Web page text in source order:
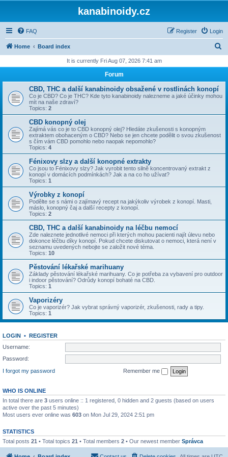
kanabinoidy.cz
FAQ Login
Register
Home Board index
r
It is currently Fri Aug 07, 2026 7:41 am
Forum
CBD, THC a další kanabinoidy obsažené v rostlinách konopí
Co je CBD? Co je THC? Kde tyto kanabinoidy nalezneme a jaké účinky mohou
mít na naše zdraví?
Topics: 2
CBD konopný olej
Zajímá vás co je to CBD konopný olej? Hledáte zkušenosti s konopným
extraktem obohaceným o CBD? Nebo se jen chcete podělit o svou zkušenost
s čím vám CBD pomohlo nebo naopak nepomohlo?
Topics: 4
Fénixovy slzy a další konopné extrakty
Co jsou to Fénixovy slzy? Jak vyrobit tento silně koncentrovaný extrakt z
konopí v domácích podmínkách? Jak a na co ho užívat?
Topics: 1
Výrobky z konopí
Podělte se s námi o zajímavý recept na jakýkoliv výrobek z konopí. Masti,
máslo, konopný čaj a další recepty z konopí.
Topics: 2
CBD, THC a další kanabinoidy na léčbu nemocí
Zde naleznete jednotlivé nemoci při kterých mohou pacienti najít úlevu nebo
dokonce léčbu díky konopí. Pokud chcete diskutovat o nemoci, která není v
seznamu uvedených nebojte se založit nové téma.
Topics: 10
Pěstování lékařské marihuany
Základy pěstování lékařské marihuany. Co je potřeba za vybavení pro outdoor
i indoor pěstování? Odrůdy konopí bohaté na CBD.
Topics: 1
Vaporizéry
Co je vaporizér? Jak vybrat správný vaporizér, zkušenosti, rady a tipy.
Topics: 1
LOGIN • REGISTER
Username:
Password:
I forgot my password
Remember me
WHO IS ONLINE
In total there are 3 users online :: 1 registered, 0 hidden and 2 guests (based on users
active over the past 5 minutes)
Most users ever online was 603 on Mon Jul 29, 2024 2:51 pm
STATISTICS
Total posts 21 • Total topics 21 • Total members 2 • Our newest member Správca